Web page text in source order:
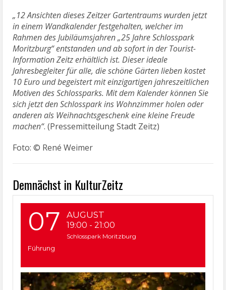
„12 Ansichten dieses Zeitzer Gartentraums wurden jetzt
in einem Wandkalender festgehalten, welcher im
Rahmen des Jubiläumsjahren „25 Jahre Schlosspark
Moritzburg“ entstanden und ab sofort in der Tourist-
Information Zeitz erhältlich ist. Dieser ideale
Jahresbegleiter für alle, die schöne Gärten lieben kostet
10 Euro und begeistert mit einzigartigen jahreszeitlichen
Motiven des Schlossparks. Mit dem Kalender können Sie
sich jetzt den Schlosspark ins Wohnzimmer holen oder
anderen als Weihnachtsgeschenk eine kleine Freude
machen“. (Pressemitteilung Stadt Zeitz)
Foto: © René Weimer
Demnächst in KulturZeitz
07 AUGUST
19:00 -21:00
Schlosspark Moritzburg
Führung